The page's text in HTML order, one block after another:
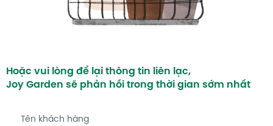
Hoặc vui lòng để lại thông tin liên lạc,
Joy Garden sẽ phản hồi trong thời gian sớm nhất
Tên khách hàng